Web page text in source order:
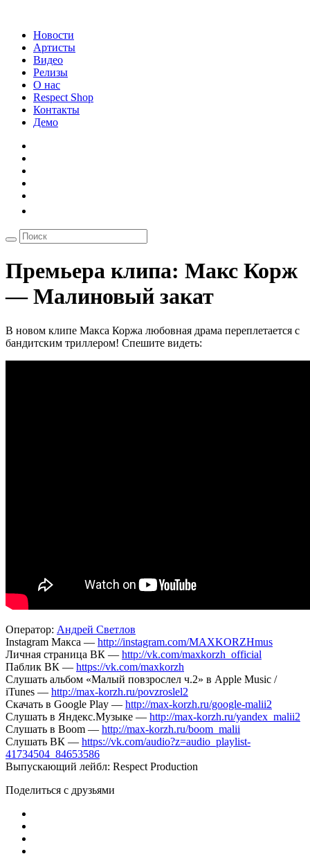
Новости
Артисты
Видео
Релизы
О нас
Respect Shop
Контакты
Демо
Премьера клипа: Макс Корж
— Малиновый закат
В новом клипе Макса Коржа любовная драма переплетается с
бандитским триллером! Спешите видеть:
Оператор: Андрей Светлов
Instagram Макса — http://instagram.com/MAXKORZHmus
Личная страница ВК — http://vk.com/maxkorzh_official
Паблик ВК — https://vk.com/maxkorzh
Слушать альбом «Малый повзрослел ч.2» в Apple Music /
iTunes — http://max-korzh.ru/povzroslel2
Скачать в Google Play — http://max-korzh.ru/google-malii2
Слушать в Яндекс.Музыке — http://max-korzh.ru/yandex_malii2
Слушать в Boom — http://max-korzh.ru/boom_malii
Слушать ВК — https://vk.com/audio?z=audio_playlist-
41734504_84653586
Выпускающий лейбл: Respect Production
Поделиться с друзьями